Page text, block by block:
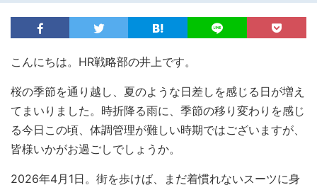
こんにちは。HR戦略部の井上です。
桜の季節を通り越し、夏のような日差しを感じる日が増え
てまいりました。時折降る雨に、季節の移り変わりを感じ
る今日この頃、体調管理が難しい時期ではございますが、
皆様いかがお過ごしでしょうか。
2026年4月1日。街を歩けば、まだ着慣れないスーツに身